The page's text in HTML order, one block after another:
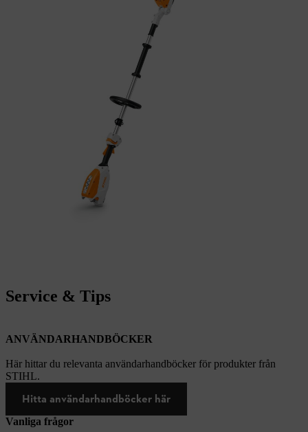
Service & Tips
ANVÄNDARHANDBÖCKER
Här hittar du relevanta användarhandböcker för produkter från
STIHL.
Hitta användarhandböcker här
Vanliga frågor